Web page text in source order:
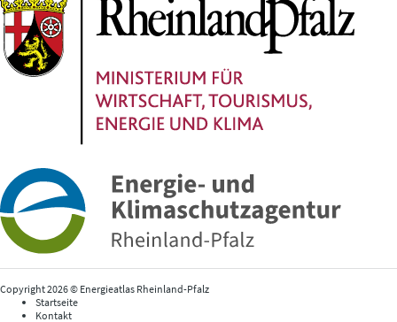
Copyright 2026 © Energieatlas Rheinland-Pfalz
Startseite
Kontakt